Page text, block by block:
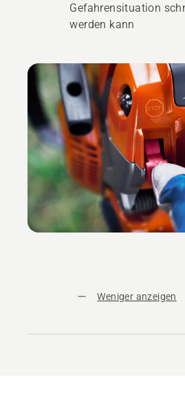
Gefahrensituation
werden kann
Weniger anzeigen